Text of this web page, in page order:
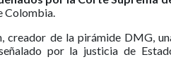
Colombia.
creador de la pirámide DMG,
por la justicia de